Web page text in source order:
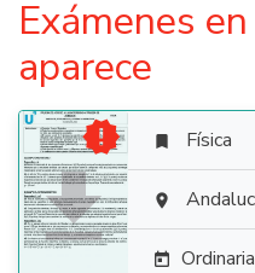
Exámenes
aparece

  Física

